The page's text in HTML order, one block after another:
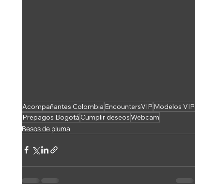
Acompañantes Colombia EncountersVIP Modelos VIP
Prepagos Bogotá Cumplir deseosWebcam
Besos de pluma